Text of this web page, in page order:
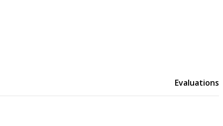
Evaluations